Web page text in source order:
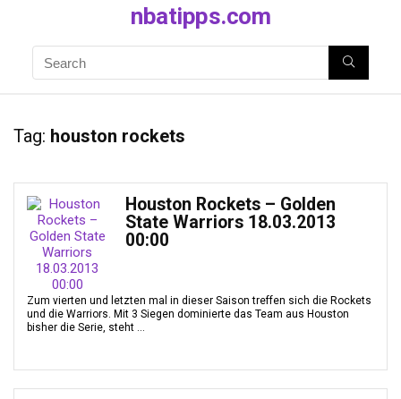
nbatipps.com
Tag: houston rockets
Houston Rockets – Golden
State Warriors 18.03.2013
00:00
Zum vierten und letzten mal in dieser Saison treffen sich die Rockets
und die Warriors. Mit 3 Siegen dominierte das Team aus Houston
bisher die Serie, steht ...